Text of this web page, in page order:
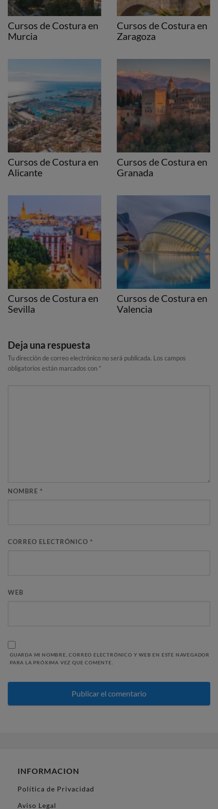
Cursos de Costura en
Murcia
Cursos de Costura en
Zaragoza
Cursos de Costura en
Alicante
Cursos de Costura en
Granada
Cursos de Costura en
Sevilla
Cursos de Costura en
Valencia
Deja una respuesta
Tu dirección de correo electrónico no será publicada. Los campos
obligatorios están marcados con *
NOMBRE *
CORREO ELECTRÓNICO *
WEB
GUARDA MI NOMBRE, CORREO ELECTRÓNICO Y WEB EN ESTE NAVEGADOR
PARA LA PRÓXIMA VEZ QUE COMENTE.
INFORMACION
Política de Privacidad
Aviso Legal